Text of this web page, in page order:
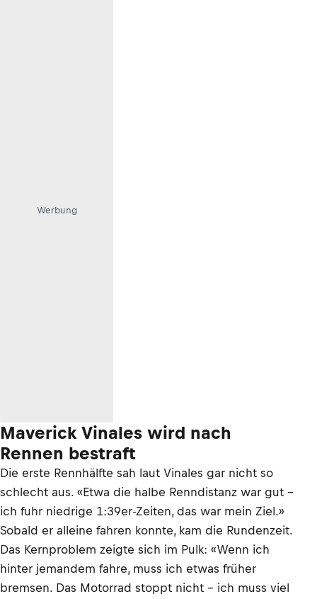
Werbung
Maverick Vinales wird nach
Rennen bestraft
Die erste Rennhälfte sah laut Vinales gar nicht so
schlecht aus. «Etwa die halbe Renndistanz war gut –
ich fuhr niedrige 1:39er-Zeiten, das war mein Ziel.»
Sobald er alleine fahren konnte, kam die Rundenzeit.
Das Kernproblem zeigte sich im Pulk: «Wenn ich
hinter jemandem fahre, muss ich etwas früher
bremsen. Das Motorrad stoppt nicht – ich muss viel